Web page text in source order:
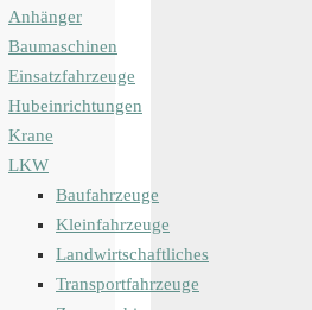
Anhänger
Baumaschinen
Einsatzfahrzeuge
Hubeinrichtungen
Krane
LKW
Baufahrzeuge
Kleinfahrzeuge
Landwirtschaftliches
Transportfahrzeuge